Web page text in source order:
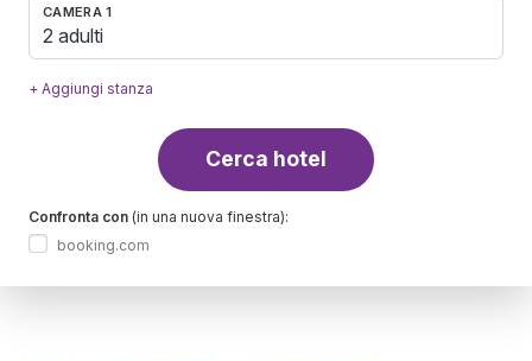
CAMERA 1
2 adulti
+ Aggiungi stanza
Cerca hotel
Confronta con (in una nuova finestra):
booking.com